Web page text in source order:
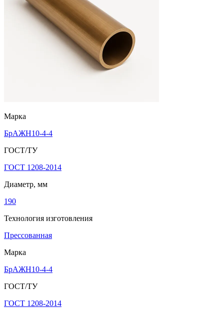
Марка
БрАЖН10-4-4
ГОСТ/ТУ
ГОСТ 1208-2014
Диаметр, мм
190
Технология изготовления
Прессованная
Марка
БрАЖН10-4-4
ГОСТ/ТУ
ГОСТ 1208-2014